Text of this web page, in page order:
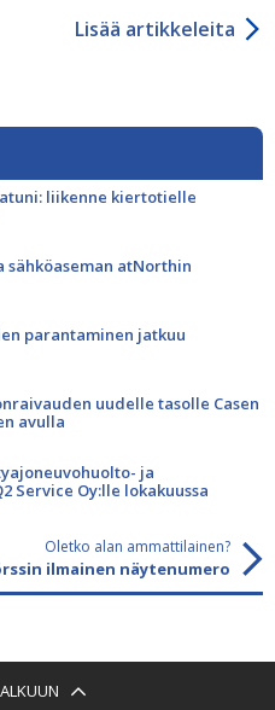
Lisää artikkeleita
liikenne kiertotielle
sähköaseman atNorthin
parantaminen jatkuu
uudelle tasolle Casen
avulla
ja
Service Oy:lle lokakuussa
Oletko alan ammattilainen?
ilmainen näytenumero